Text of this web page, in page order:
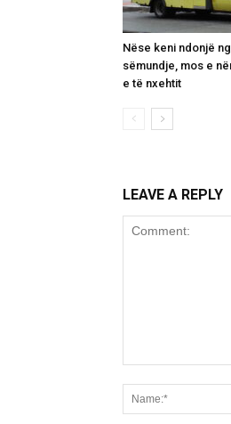
Nëse keni ndonjë
sëmundje, mos e
e të nxehtit
LEAVE A REPLY